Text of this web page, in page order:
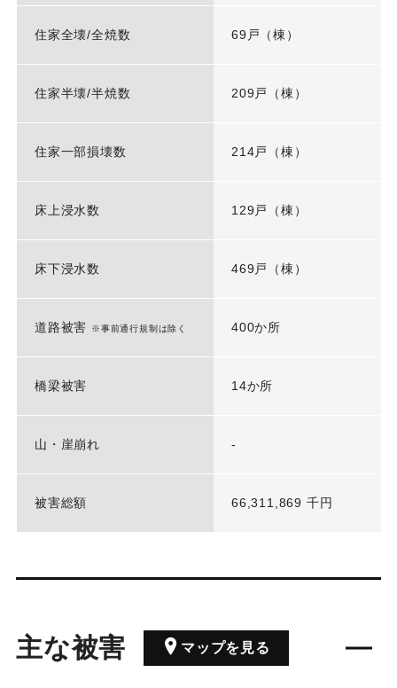
住家全壊/全焼数 69戸（棟）
住家半壊/半焼数 209戸（棟）
住家一部損壊数 214戸（棟）
床上浸水数 129戸（棟）
床下浸水数 469戸（棟）
道路被害 ※事前通行規制は除く 400か所
橋梁被害 14か所
山・崖崩れ -
被害総額 66,311,869 千円
主な被害 マップを見る